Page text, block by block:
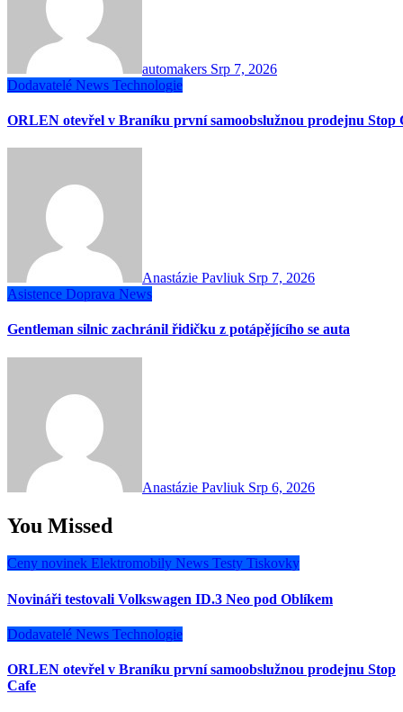
automakers Srp 7, 2026
Dodavatelé News Technologie
ORLEN otevřel v Braníku první samoobslužnou prodejnu Stop
Anastázie Pavliuk Srp 7, 2026
Asistence Doprava News
Gentleman silnic zachránil řidičku z potápějícího se auta
Anastázie Pavliuk Srp 6, 2026
You Missed
Ceny novinek Elektromobily News Testy Tiskovky
Novináři testovali Volkswagen ID.3 Neo pod Oblíkem
Dodavatelé News Technologie
ORLEN otevřel v Braníku první samoobslužnou prodejnu Stop
Cafe